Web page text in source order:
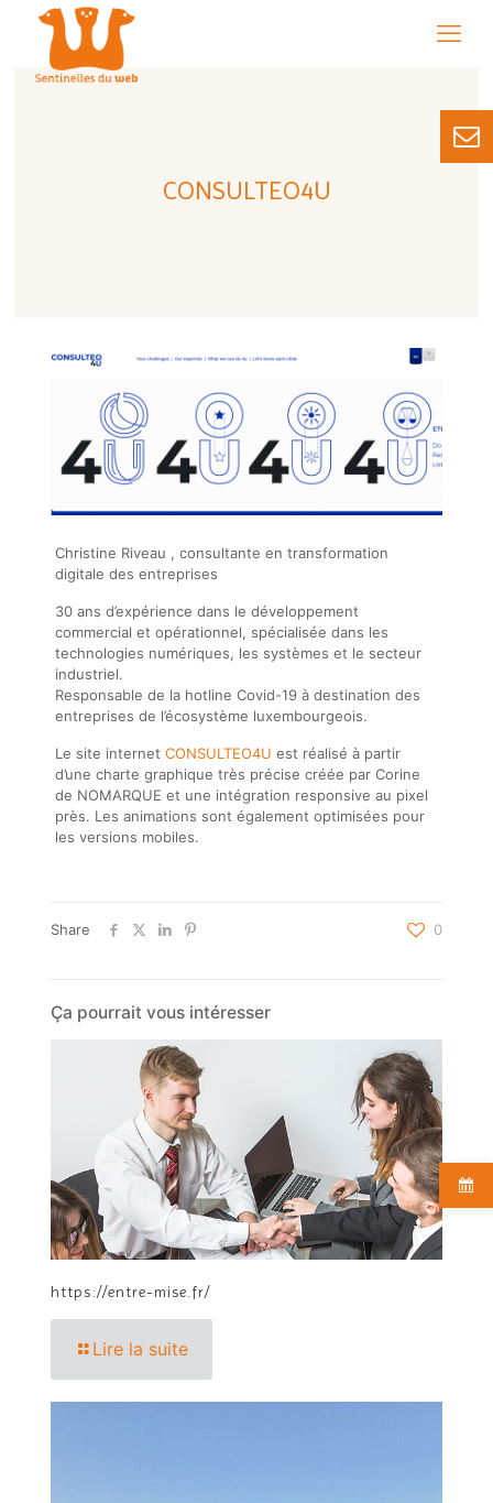
CONSULTEO4U
Christine Riveau , consultante en transformation
digitale des entreprises
30 ans d’expérience dans le développement
commercial et opérationnel, spécialisée dans les
technologies numériques, les systèmes et le secteur
industriel.
Responsable de la hotline Covid-19 à destination des
entreprises de l’écosystème luxembourgeois.
Le site internet CONSULTEO4U est réalisé à partir
d’une charte graphique très précise créée par Corine
de NOMARQUE et une intégration responsive au pixel
près. Les animations sont également optimisées pour
les versions mobiles.
Share 0
Ça pourrait vous intéresser
https://entre-mise.fr/
Lire la suite